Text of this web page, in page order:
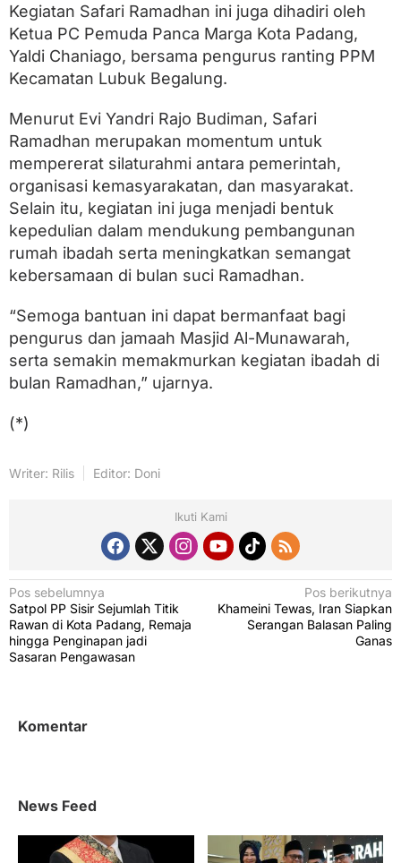
A
l
M
u
a
w
a
r
h
P
g
a
m
r
a
n
Kegiatan Safari Ramadhan ini juga dihadiri oleh
Ketua PC Pemuda Panca Marga Kota Padang,
Yaldi Chaniago, bersama pengurus ranting PPM
Kecamatan Lubuk Begalung.
Menurut Evi Yandri Rajo Budiman, Safari
Ramadhan merupakan momentum untuk
mempererat silaturahmi antara pemerintah,
organisasi kemasyarakatan, dan masyarakat.
Selain itu, kegiatan ini juga menjadi bentuk
kepedulian dalam mendukung pembangunan
rumah ibadah serta meningkatkan semangat
kebersamaan di bulan suci Ramadhan.
“Semoga bantuan ini dapat bermanfaat bagi
pengurus dan jamaah Masjid Al-Munawarah,
serta semakin memakmurkan kegiatan ibadah di
bulan Ramadhan,” ujarnya.
(*)
Writer: Rilis Editor: Doni
Ikuti Kami
N
a
v
i
a
p
Pos sebelumnya
Satpol PP Sisir Sejumlah Titik
Rawan di Kota Padang, Remaja
hingga Penginapan jadi
Sasaran Pengawasan
Pos berikutnya
Khameini Tewas, Iran Siapkan
Serangan Balasan Paling
Ganas
Komentar
News Feed